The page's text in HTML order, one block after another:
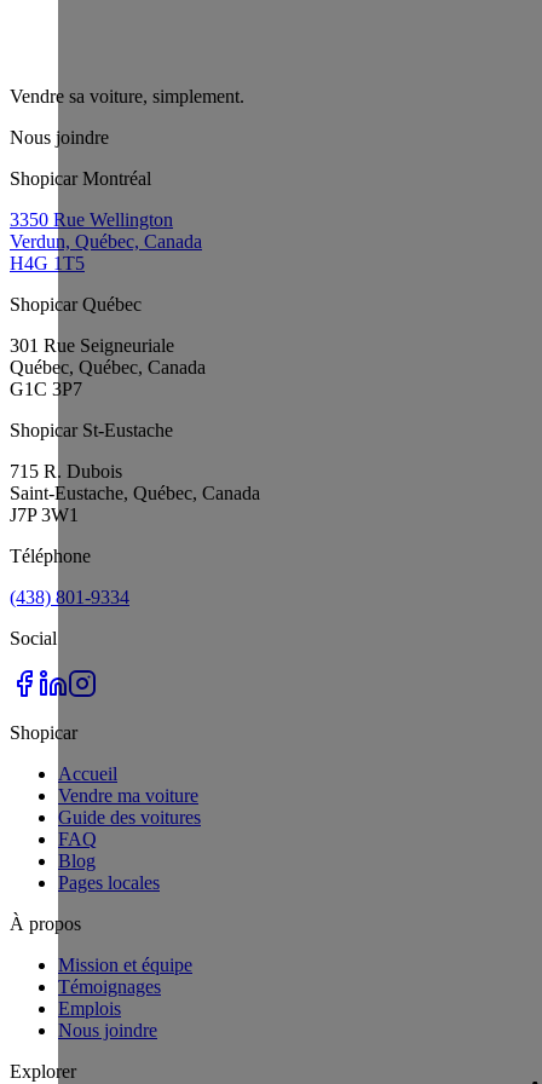
Vendre sa voiture, simplement.
Nous joindre
Shopicar Montréal
3350 Rue Wellington
Verdun, Québec, Canada
H4G 1T5
Shopicar Québec
301 Rue Seigneuriale
Québec, Québec, Canada
G1C 3P7
Shopicar St-Eustache
715 R. Dubois
Saint-Eustache, Québec, Canada
J7P 3W1
Téléphone
(438) 801-9334
Social
Shopicar
Accueil
Vendre ma voiture
Guide des voitures
FAQ
Blog
Pages locales
À propos
Mission et équipe
Témoignages
Emplois
Nous joindre
Explorer